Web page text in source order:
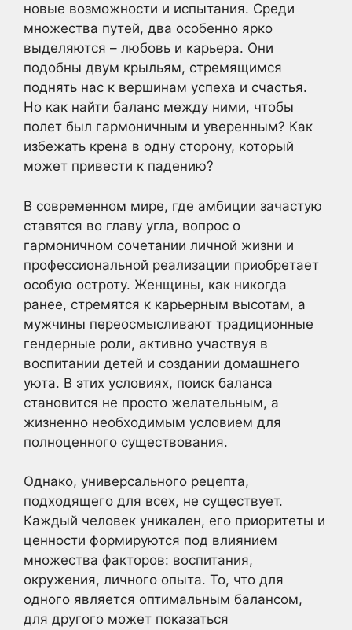
новые возможности и испытания. Среди
множества путей, два особенно ярко
выделяются – любовь и карьера. Они
подобны двум крыльям, стремящимся
поднять нас к вершинам успеха и счастья.
Но как найти баланс между ними, чтобы
полет был гармоничным и уверенным? Как
избежать крена в одну сторону, который
может привести к падению?
В современном мире, где амбиции зачастую
ставятся во главу угла, вопрос о
гармоничном сочетании личной жизни и
профессиональной реализации приобретает
особую остроту. Женщины, как никогда
ранее, стремятся к карьерным высотам, а
мужчины переосмысливают традиционные
гендерные роли, активно участвуя в
воспитании детей и создании домашнего
уюта. В этих условиях, поиск баланса
становится не просто желательным, а
жизненно необходимым условием для
полноценного существования.
Однако, универсального рецепта,
подходящего для всех, не существует.
Каждый человек уникален, его приоритеты и
ценности формируются под влиянием
множества факторов: воспитания,
окружения, личного опыта. То, что для
одного является оптимальным балансом,
для другого может показаться